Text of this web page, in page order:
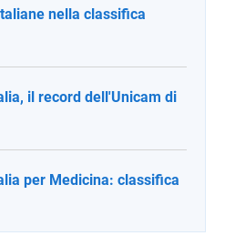
nella classifica
il record dell'Unicam di
per Medicina: classifica